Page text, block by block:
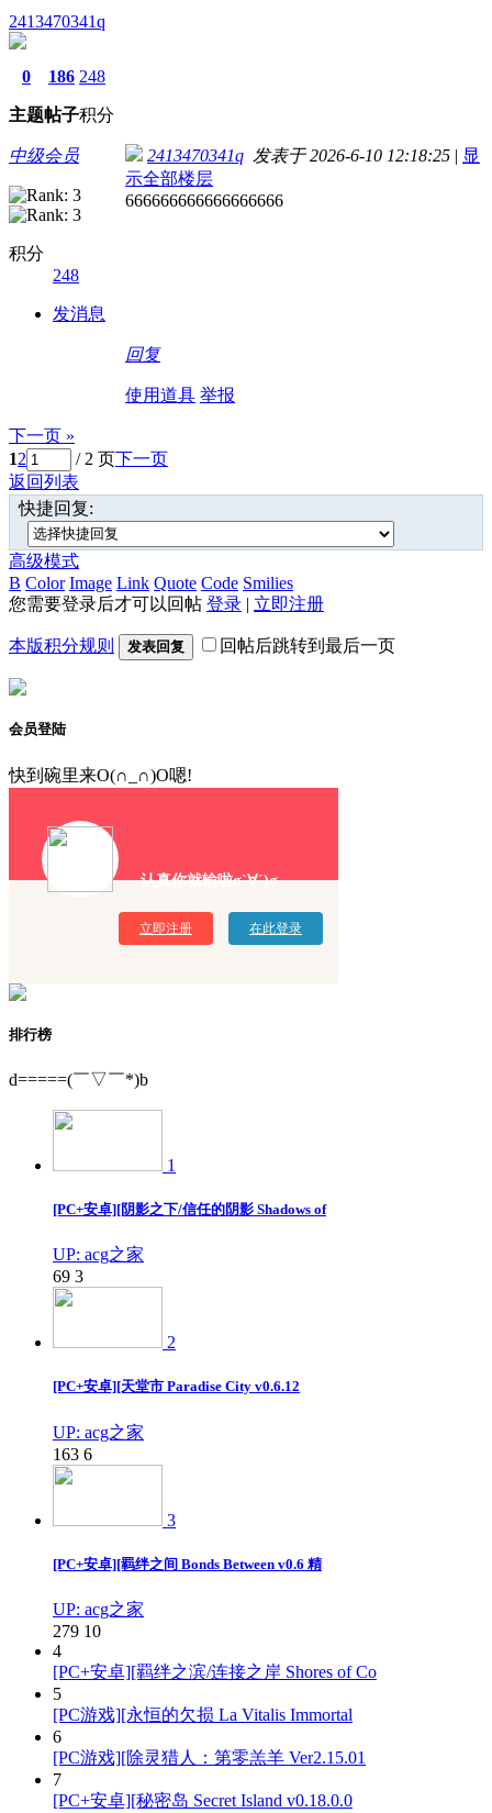
2413470341q
0
主题
186
帖子
248
积分
中级会员
积分
248
发消息
2413470341q 发表于 2026-6-10 12:18:25 | 显
示全部楼层
666666666666666666
回复
使用道具 举报
下一页 »
12 / 2 页下一页
返回列表
快捷回复:
高级模式
B Color Image Link Quote Code Smilies
您需要登录后才可以回帖 登录 | 立即注册
本版积分规则 发表回复 回帖后跳转到最后一页
会员登陆
快到碗里来O(∩_∩)O嗯!
认真你就输啦σ`∀´)σ
立即注册 在此登录
排行榜
d=====(￣▽￣*)b
1
[PC+安卓][阴影之下/信任的阴影 Shadows of
UP: acg之家
69 3
2
[PC+安卓][天堂市 Paradise City v0.6.12
UP: acg之家
163 6
3
[PC+安卓][羁绊之间 Bonds Between v0.6 精
UP: acg之家
279 10
4
[PC+安卓][羁绊之滨/连接之岸 Shores of Co
5
[PC游戏][永恒的欠损 La Vitalis Immortal
6
[PC游戏][除灵猎人：第零羔羊 Ver2.15.01
7
[PC+安卓][秘密岛 Secret Island v0.18.0.0